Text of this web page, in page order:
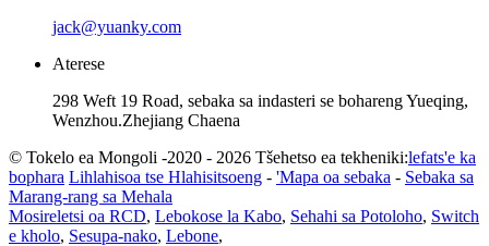
jack@yuanky.com
Aterese
298 Weft 19 Road, sebaka sa indasteri se bohareng Yueqing,
Wenzhou.Zhejiang Chaena
© Tokelo ea Mongoli -2020 - 2026 Tšehetso ea tekheniki:lefats'e ka
bophara Lihlahisoa tse Hlahisitsoeng - 'Mapa oa sebaka - Sebaka sa
Marang-rang sa Mehala
Mosireletsi oa RCD, Lebokose la Kabo, Sehahi sa Potoloho, Switch
e kholo, Sesupa-nako, Lebone,